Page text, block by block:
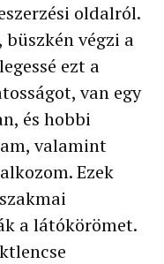
oldalról.
végzi a
ezt a
van egy
és hobbi
valamint
Ezek
a látókörömet.